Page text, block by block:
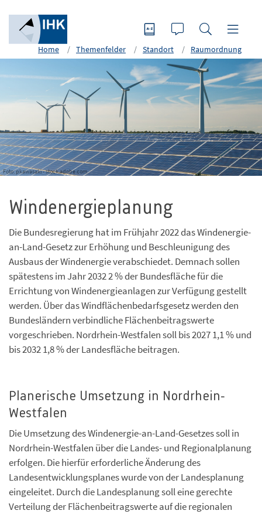
Home Themenfelder Standort Raumordnung
Foto: pkawasaki - stock.adobe.com
Windenergieplanung
Die Bundesregierung hat im Frühjahr 2022 das Windenergie-
an-Land-Gesetz zur Erhöhung und Beschleunigung des
Ausbaus der Windenergie verabschiedet. Demnach sollen
spätestens im Jahr 2032 2 % der Bundesfläche für die
Errichtung von Windenergieanlagen zur Verfügung gestellt
werden. Über das Windflächenbedarfsgesetz werden den
Bundesländern verbindliche Flächenbeitragswerte
vorgeschrieben. Nordrhein-Westfalen soll bis 2027 1,1 % und
bis 2032 1,8 % der Landesfläche beitragen.
Planerische Umsetzung in Nordrhein-
Westfalen
Die Umsetzung des Windenergie-an-Land-Gesetzes soll in
Nordrhein-Westfalen über die Landes- und Regionalplanung
erfolgen. Die hierfür erforderliche Änderung des
Landesentwicklungsplanes wurde von der Landesplanung
eingeleitet. Durch die Landesplanung soll eine gerechte
Verteilung der Flächenbeitragswerte auf die regionalen